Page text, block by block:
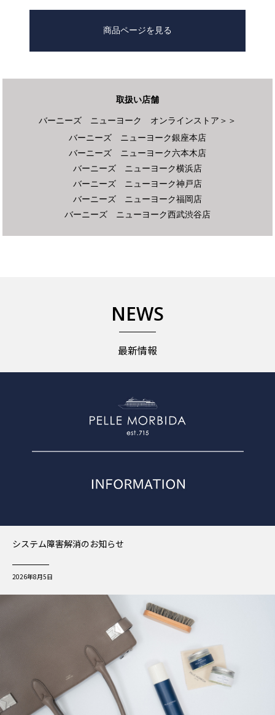
商品ページを見る
取扱い店舗
バーニーズ ニューヨーク オンラインストア＞＞
バーニーズ ニューヨーク銀座本店
バーニーズ ニューヨーク六本木店
バーニーズ ニューヨーク横浜店
バーニーズ ニューヨーク神戸店
バーニーズ ニューヨーク福岡店
バーニーズ ニューヨーク西武渋谷店
NEWS
最新情報
システム障害解消のお知らせ
2026年8月5日